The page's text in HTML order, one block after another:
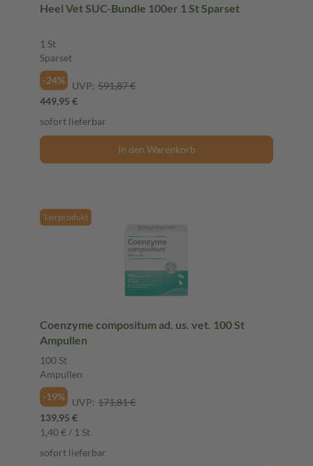
Heel Vet SUC-Bundle 100er 1 St Sparset
1 St
Sparset
-24%
UVP: 591,87 €
449,95 €
sofort lieferbar
In den Warenkorb
Tierprodukt
Coenzyme compositum ad. us. vet. 100 St
Ampullen
100 St
Ampullen
-19%
UVP: 171,81 €
139,95 €
1,40 € / 1 St
sofort lieferbar